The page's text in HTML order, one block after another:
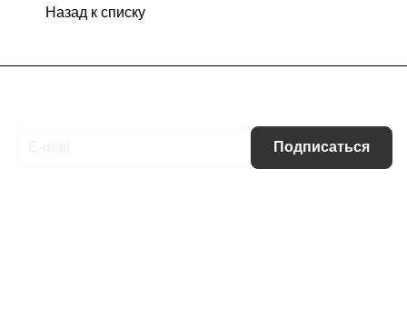
Назад к списку
Подписаться